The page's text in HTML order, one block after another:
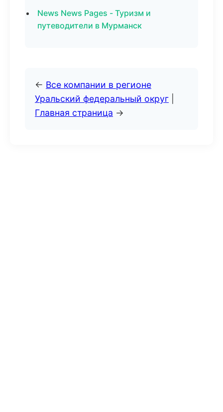
News News Pages - Туризм и
путеводители в Мурманск
← Все компании в регионе
Уральский федеральный округ
Главная страница →